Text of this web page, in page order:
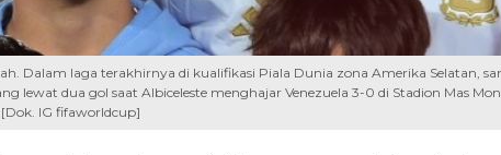
Dalam laga terakhirnya di kualifikasi Piala Dunia zona Amerika Selatan,
lewat dua gol saat Albiceleste menghajar Venezuela 3-0 di Stadion Mas
IG fifaworldcup]